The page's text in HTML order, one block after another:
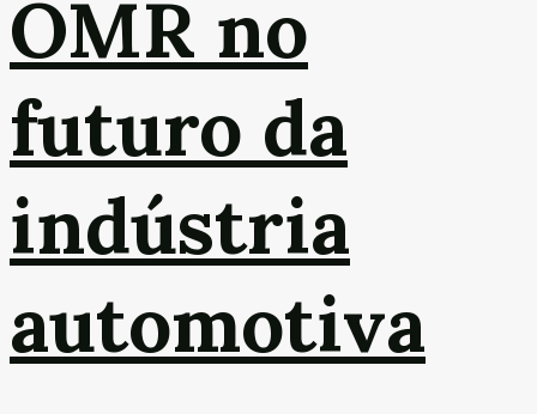
OMR no
futuro da
indústria
automotiva